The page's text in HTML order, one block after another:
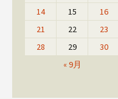
« 9月
14
15 16
21
22 23
28
29 30